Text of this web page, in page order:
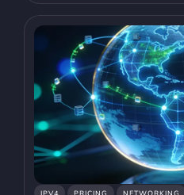
IPV4 PRICING NETWORKING